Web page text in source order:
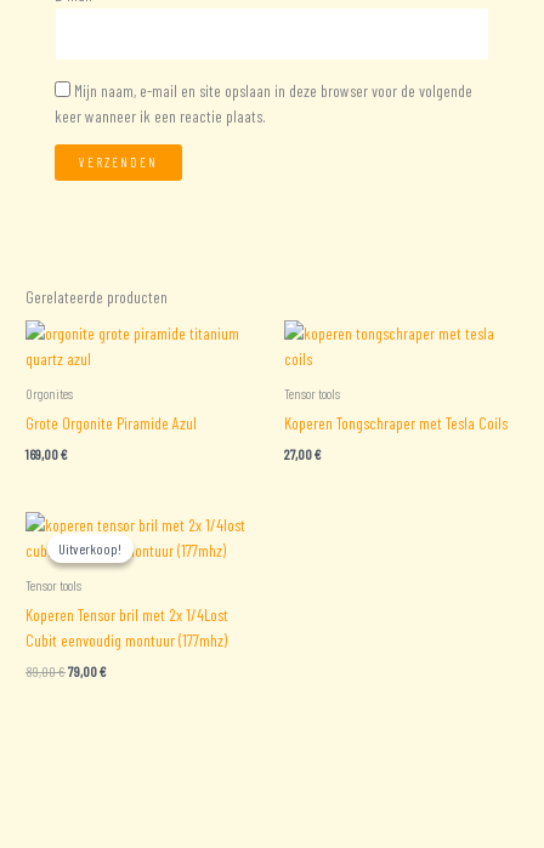
Mijn naam, e-mail en site opslaan in deze browser voor de volgende
keer wanneer ik een reactie plaats.
Gerelateerde producten
Orgonites
Grote Orgonite Piramide Azul
169,00€
Tensor tools
Koperen Tongschraper met Tesla Coils
27,00€
Uitverkoop!
Uitverkoop!
Tensor tools
Koperen Tensor bril met 2x 1/4Lost
Cubit eenvoudig montuur (177mhz)
89,00€Oorspronkelijke
79,00€Huidige